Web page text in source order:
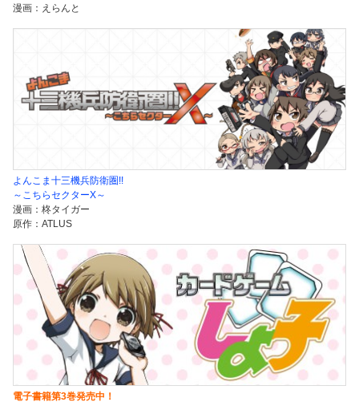
漫画：えらんと
よんこま十三機兵防衛圏!!
～こちらセクターX～
漫画：柊タイガー
原作：ATLUS
電子書籍第3巻発売中！